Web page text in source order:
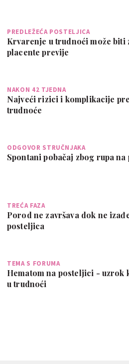
PREDLEŽEĆA POSTELJICA
Krvarenje u trudnoći može biti
placente previje
NAKON 42 TJEDNA
Najveći rizici i komplikacije
trudnoće
ODGOVOR STRUČNJAKA
Spontani pobačaj zbog rupa
TREĆA FAZA
Porod ne završava dok ne
posteljica
TEMA S FORUMA
Hematom na posteljici - uzrok
u trudnoći